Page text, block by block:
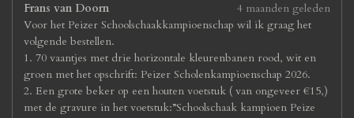
Frans van Doorn
4 maanden geleden
Voor het Peizer Schoolschaakkampioenschap wil ik graag het
volgende bestellen.
1. 70 vaantjes met drie horizontale kleurenbanen rood, wit en
groen met het opschrift: Peizer Scholenkampioenschap 2026.
2. Een grote beker op een houten voetstuk ( van ongeveer €15,)
met de gravure in het voetstuk:”Schoolschaak kampioen Peize